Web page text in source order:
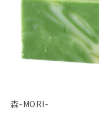
森-MORI-